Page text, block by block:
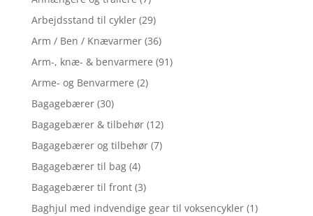
Arbejdsstand til cykler (29)
Arm / Ben / Knævarmer (36)
Arm-, knæ- & benvarmere (91)
Arme- og Benvarmere (2)
Bagagebærer (30)
Bagagebærer & tilbehør (12)
Bagagebærer og tilbehør (7)
Bagagebærer til bag (4)
Bagagebærer til front (3)
Baghjul med indvendige gear til voksencykler (1)